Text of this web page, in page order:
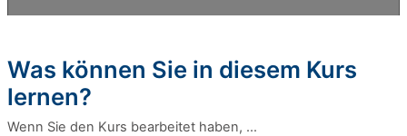
Was können Sie in diesem Kurs
lernen?
Wenn Sie den Kurs bearbeitet haben, …